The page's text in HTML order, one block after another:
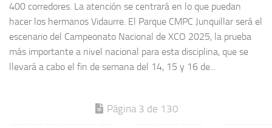
400 corredores. La atención se centrará en lo que puedan
hacer los hermanos Vidaurre. El Parque CMPC Junquillar será el
escenario del Campeonato Nacional de XCO 2025, la prueba
más importante a nivel nacional para esta disciplina, que se
llevará a cabo el fin de semana del 14, 15 y 16 de...
Página 3 de 130